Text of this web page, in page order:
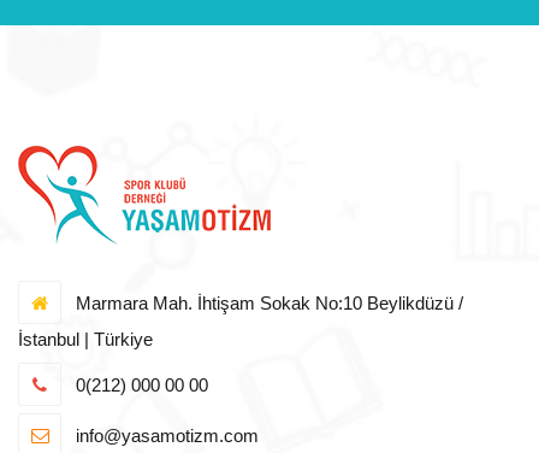
Marmara Mah. İhtişam Sokak No:10 Beylikdüzü /
İstanbul | Türkiye
0(212) 000 00 00
info@yasamotizm.com